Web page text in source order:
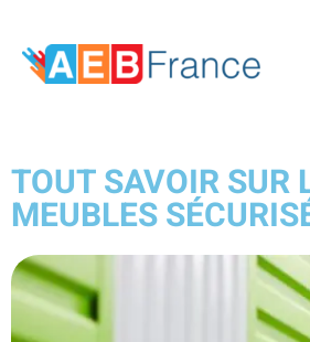
TOUT SAVOIR SUR
MEUBLES